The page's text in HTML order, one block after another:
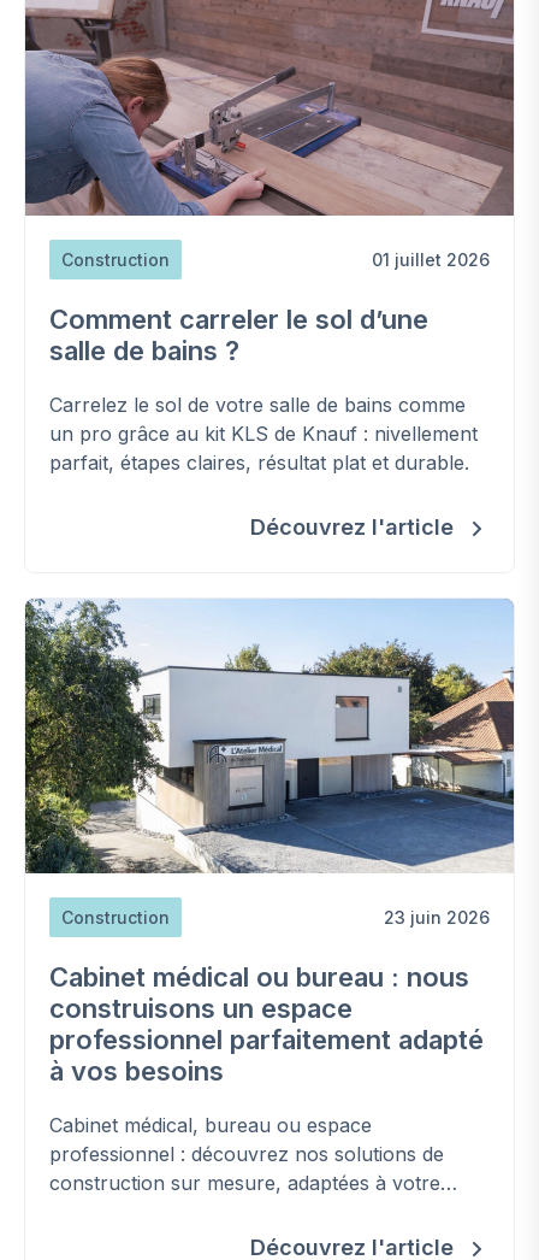
Construction 01 juillet 2026
Comment carreler le sol d’une
salle de bains ?
Carrelez le sol de votre salle de bains comme
un pro grâce au kit KLS de Knauf : nivellement
parfait, étapes claires, résultat plat et durable.
Découvrez l'article
Construction 23 juin 2026
Cabinet médical ou bureau : nous
construisons un espace
professionnel parfaitement adapté
à vos besoins
Cabinet médical, bureau ou espace
professionnel : découvrez nos solutions de
construction sur mesure, adaptées à votre
Découvrez l'article